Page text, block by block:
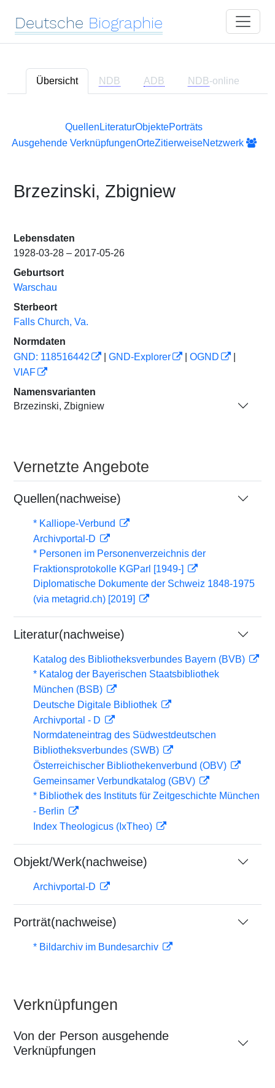
Deutsche Biographie
Übersicht NDB ADB NDB-online
Quellen LiteraturObjektePorträts
Ausgehende VerknüpfungenOrteZitierweiseNetzwerk
Brzezinski, Zbigniew
Lebensdaten
1928-03-28 – 2017-05-26
Geburtsort
Warschau
Sterbeort
Falls Church, Va.
Normdaten
GND: 118516442
GND-Explorer OGND
VIAF
Namensvarianten
Brzezinski, Zbigniew
Vernetzte Angebote
Quellen(nachweise)
* Kalliope-Verbund
Archivportal-D
* Personen im Personenverzeichnis der
Fraktionsprotokolle KGParl [1949-]
Diplomatische Dokumente der Schweiz 1848-1975
(via metagrid.ch) [2019]
Literatur(nachweise)
Katalog des Bibliotheksverbundes Bayern (BVB)
* Katalog der Bayerischen Staatsbibliothek
München (BSB)
Deutsche Digitale Bibliothek
Archivportal - D
Normdateneintrag des Südwestdeutschen
Bibliotheksverbundes (SWB)
Österreichischer Bibliothekenverbund (OBV)
Gemeinsamer Verbundkatalog (GBV)
* Bibliothek des Instituts für Zeitgeschichte München
- Berlin
Index Theologicus (IxTheo)
Objekt/Werk(nachweise)
Archivportal-D
Porträt(nachweise)
* Bildarchiv im Bundesarchiv
Verknüpfungen
Von der Person ausgehende
Verknüpfungen